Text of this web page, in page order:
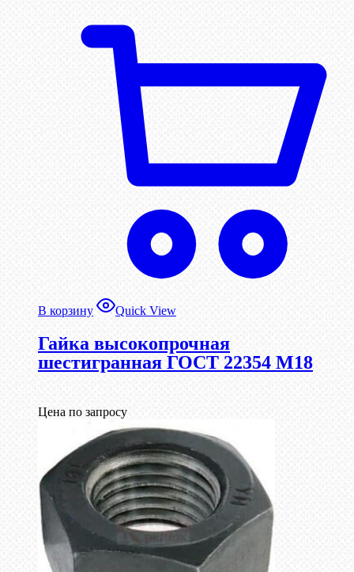
В корзину Quick View
Гайка высокопрочная
шестигранная ГОСТ 22354 М18
Цена по запросу